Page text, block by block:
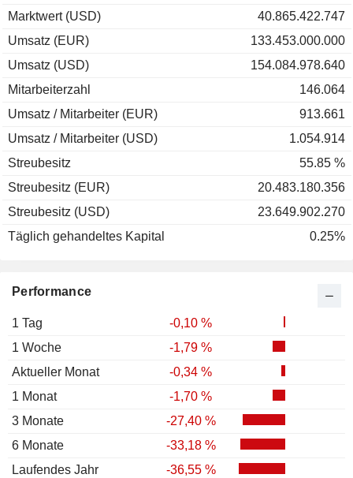
Performance
1 Tag
-0,10 %
1 Woche
-1,79 %
Aktueller Monat
-0,34 %
1 Monat
-1,70 %
3 Monate
-27,40 %
6 Monate
-33,18 %
Laufendes Jahr
-36,55 %
Marktwert (USD)
40.865.422.747
Umsatz (EUR)
133.453.000.000
Umsatz (USD)
154.084.978.640
Mitarbeiterzahl
146.064
Umsatz / Mitarbeiter (EUR)
913.661
Umsatz / Mitarbeiter (USD)
1.054.914
Streubesitz
55.85 %
Streubesitz (EUR)
20.483.180.356
Streubesitz (USD)
23.649.902.270
Täglich gehandeltes Kapital
0.25%
+49,26 %
+5,97 %